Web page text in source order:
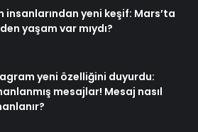
insanlarından yeni keşif: Mars’ta
yaşam var mıydı?
yeni özelliğini duyurdu:
mesajlar! Mesaj nasıl